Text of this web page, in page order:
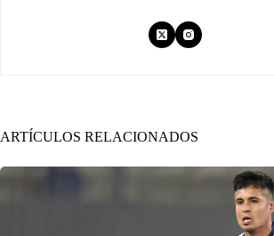
ARTÍCULOS RELACIONADOS